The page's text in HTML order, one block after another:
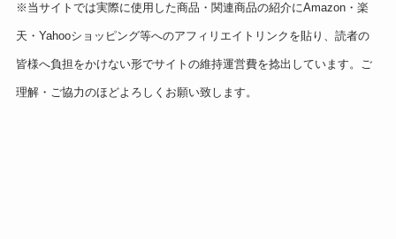
※当サイトでは実際に使用した商品・関連商品の紹介にAmazon・楽
天・Yahooショッピング等へのアフィリエイトリンクを貼り、読者の
皆様へ負担をかけない形でサイトの維持運営費を捻出しています。ご
理解・ご協力のほどよろしくお願い致します。